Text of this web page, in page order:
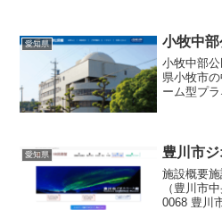
愛知県 小牧中
小牧中部
県小牧市
ーム型プ
を通して
愛知県 豊川市
施設概要
（豊川市
0068 豊川